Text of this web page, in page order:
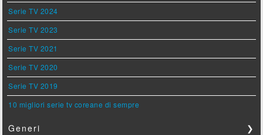
Serie TV 2024
Serie TV 2023
Serie TV 2021
Serie TV 2020
Serie TV 2019
10 migliori serie tv coreane di sempre
Generi ❯